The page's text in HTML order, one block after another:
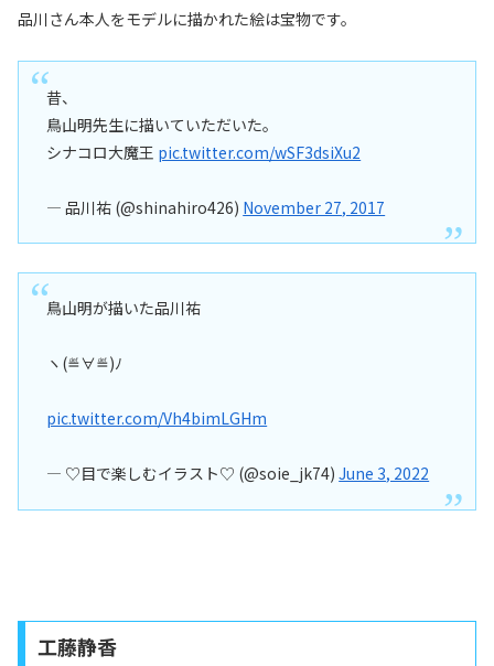
品川さん本人をモデルに描かれた絵は宝物です。
昔、
鳥山明先生に描いていただいた。
シナコロ大魔王 pic.twitter.com/wSF3dsiXu2
— 品川祐 (@shinahiro426) November 27, 2017
鳥山明が描いた品川祐
ヽ(≝∀≝)ﾉ
pic.twitter.com/Vh4bimLGHm
— ♡目で楽しむイラスト♡ (@soie_jk74)June 3, 2022
工藤静香